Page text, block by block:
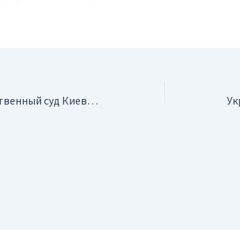
Украина. Хозяйственный суд Киева позволил компании Regal Petroleum продолжить работу